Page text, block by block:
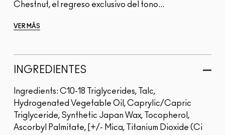
Chestnut, el regreso exclusivo del tono...
VER MÁS
INGREDIENTES
Ingredients: C10-18 Triglycerides, Talc,
Hydrogenated Vegetable Oil, Caprylic/Capric
Triglyceride, Synthetic Japan Wax, Tocopherol,
Ascorbyl Palmitate, [+/- Mica, Titanium Dioxide (Ci